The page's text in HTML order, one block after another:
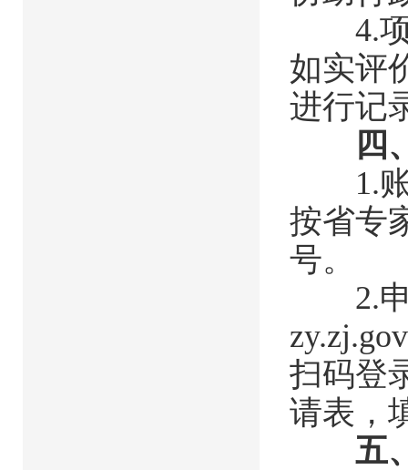
4.项
如实评
进行记
四
1.账
按省专
号。
2.申
扫码登
请表，
五